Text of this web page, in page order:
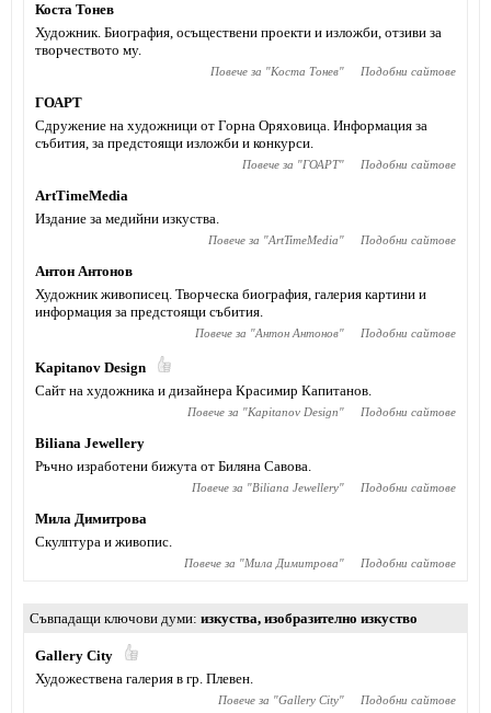
Коста Тонев
Художник. Биография, осъществени проекти и изложби, отзиви за
творчеството му.
Повече за "Коста Тонев" Подобни сайтове
ГОАРТ
Сдружение на художници от Горна Оряховица. Информация за
събития, за предстоящи изложби и конкурси.
Повече за "ГОАРТ" Подобни сайтове
ArtTimeMedia
Издание за медийни изкуства.
Повече за "ArtTimeMedia" Подобни сайтове
Антон Антонов
Художник живописец. Творческа биография, галерия картини и
информация за предстоящи събития.
Повече за "Антон Антонов" Подобни сайтове
Kapitanov Design
Сайт на художника и дизайнера Красимир Капитанов.
Повече за "Kapitanov Design" Подобни сайтове
Biliana Jewellery
Ръчно изработени бижута от Биляна Савова.
Повече за "Biliana Jewellery" Подобни сайтове
Мила Димитрова
Скулптура и живопис.
Повече за "Мила Димитрова" Подобни сайтове
Съвпадащи ключови думи изкуства, изобразително изкуство
Gallery City
Художествена галерия в гр. Плевен.
Повече за "Gallery City" Подобни сайтове